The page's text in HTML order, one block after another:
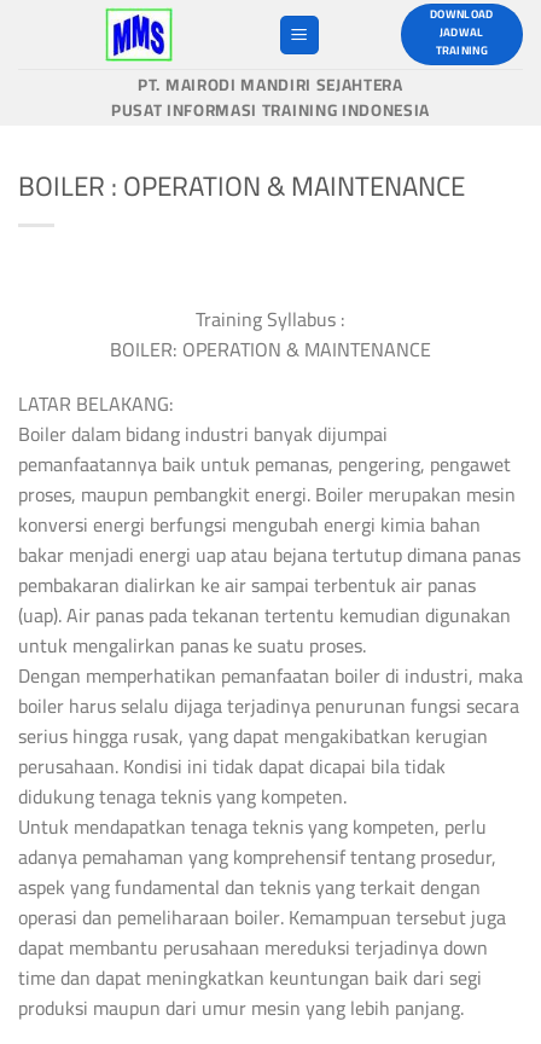
DOWNLOAD
JADWAL
TRAINING
PT. MAIRODI MANDIRI SEJAHTERA
PUSAT INFORMASI TRAINING INDONESIA
BOILER : OPERATION & MAINTENANCE
Training Syllabus :
BOILER: OPERATION & MAINTENANCE
LATAR BELAKANG:
Boiler dalam bidang industri banyak dijumpai
pemanfaatannya baik untuk pemanas, pengering, pengawet
proses, maupun pembangkit energi. Boiler merupakan mesin
konversi energi berfungsi mengubah energi kimia bahan
bakar menjadi energi uap atau bejana tertutup dimana panas
pembakaran dialirkan ke air sampai terbentuk air panas
(uap). Air panas pada tekanan tertentu kemudian digunakan
untuk mengalirkan panas ke suatu proses.
Dengan memperhatikan pemanfaatan boiler di industri, maka
boiler harus selalu dijaga terjadinya penurunan fungsi secara
serius hingga rusak, yang dapat mengakibatkan kerugian
perusahaan. Kondisi ini tidak dapat dicapai bila tidak
didukung tenaga teknis yang kompeten.
Untuk mendapatkan tenaga teknis yang kompeten, perlu
adanya pemahaman yang komprehensif tentang prosedur,
aspek yang fundamental dan teknis yang terkait dengan
operasi dan pemeliharaan boiler. Kemampuan tersebut juga
dapat membantu perusahaan mereduksi terjadinya down
time dan dapat meningkatkan keuntungan baik dari segi
produksi maupun dari umur mesin yang lebih panjang.